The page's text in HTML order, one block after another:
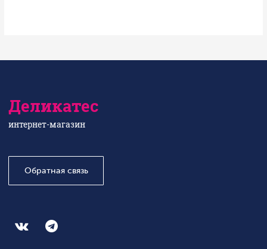
Деликатес
интернет-магазин
Обратная связь